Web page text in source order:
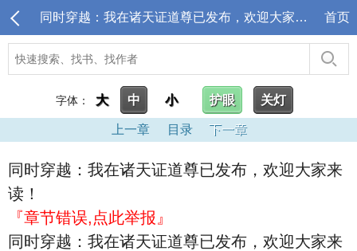
同时穿越：我在诸天证道尊已发布，欢迎大家来读！_横推诸天从风云开始 首页
字体： 大 中 小 护眼 关灯
上一章 目录 下一章
同时穿越：我在诸天证道尊已发布，欢迎大家来
读！
『章节错误,点此举报』
同时穿越：我在诸天证道尊已发布，欢迎大家来